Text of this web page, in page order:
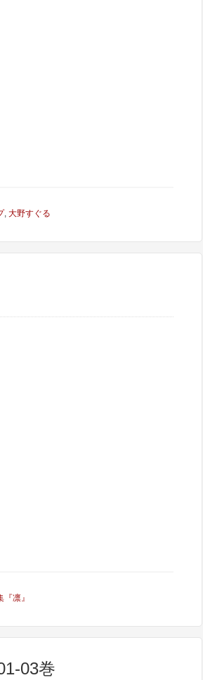
, 大野すぐる
凛』
03巻